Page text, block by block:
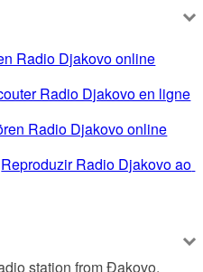
Radio Djakovo online
Radio Djakovo en ligne
Radio Djakovo online
Reproduzir Radio Djakovo ao
station from Đakovo,